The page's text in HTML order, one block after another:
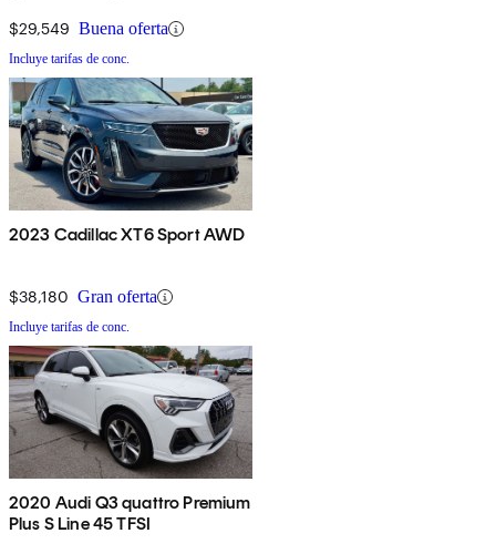
$29,549 Buena oferta
Incluye tarifas de conc.
2023 Cadillac XT6 Sport AWD
$38,180 Gran oferta
Incluye tarifas de conc.
2020 Audi Q3 quattro Premium
Plus S Line 45 TFSI